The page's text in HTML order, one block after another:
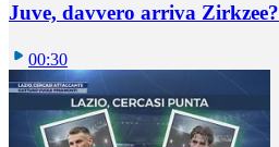
Juve, davvero arriva Zirkzee?
00:30